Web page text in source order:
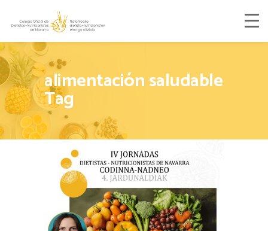
alimentación saludable
Tag